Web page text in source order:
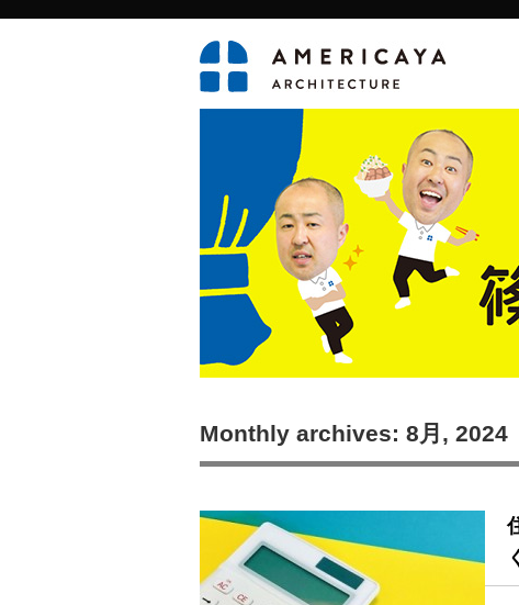
Monthly archives: 8月, 2024